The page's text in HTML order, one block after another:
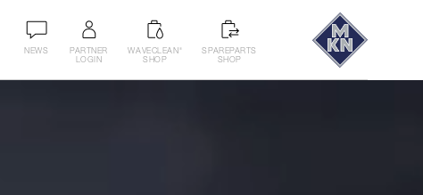
NEWS
PARTNER
LOGIN
WAVECLEAN
SHOP
SPAREPARTS
SHOP